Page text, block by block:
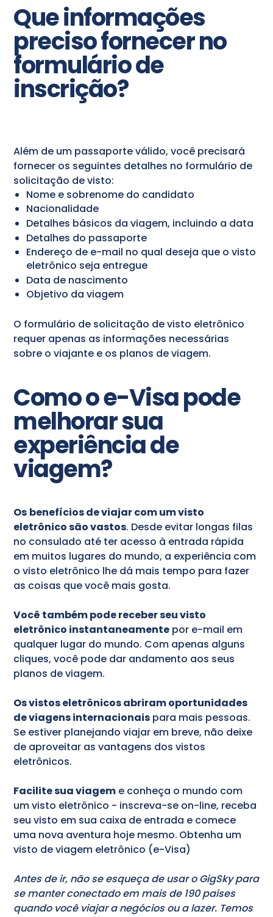
Que informações
preciso fornecer no
formulário de
inscrição?
Além de um passaporte válido, você precisará
fornecer os seguintes detalhes no formulário de
solicitação de visto:
Nome e sobrenome do candidato
Nacionalidade
Detalhes básicos da viagem, incluindo a data
Detalhes do passaporte
Endereço de e-mail no qual deseja que o visto
eletrônico seja entregue
Data de nascimento
Objetivo da viagem
O formulário de solicitação de visto eletrônico
requer apenas as informações necessárias
sobre o viajante e os planos de viagem.
Como o e-Visa pode
melhorar sua
experiência de
viagem?
Os benefícios de viajar com um visto
eletrônico são vastos. Desde evitar longas filas
no consulado até ter acesso à entrada rápida
em muitos lugares do mundo, a experiência com
o visto eletrônico lhe dá mais tempo para fazer
as coisas que você mais gosta.
Você também pode receber seu visto
eletrônico instantaneamente por e-mail em
qualquer lugar do mundo. Com apenas alguns
cliques, você pode dar andamento aos seus
planos de viagem.
Os vistos eletrônicos abriram oportunidades
de viagens internacionais para mais pessoas.
Se estiver planejando viajar em breve, não deixe
de aproveitar as vantagens dos vistos
eletrônicos.
Facilite sua viagem e conheça o mundo com
um visto eletrônico - inscreva-se on-line, receba
seu visto em sua caixa de entrada e comece
uma nova aventura hoje mesmo. Obtenha um
visto de viagem eletrônico (e-Visa)
Antes de ir, não se esqueça de usar o GigSky para
se manter conectado em mais de 190 países
quando você viajar a negócios ou a lazer. Temos